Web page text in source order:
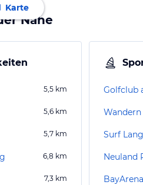
Karte
Nähe
5,5 km
5,6 km
5,7 km
6,8 km
7,3 km
Golfclub
Surf
Neuland